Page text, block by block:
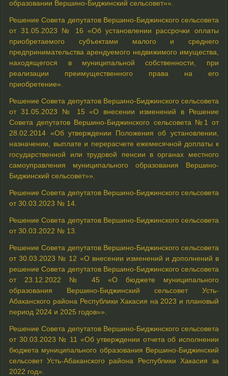
образовании Вершино-Биджинский сельсовет»».
Решение Совета депутатов Вершино-Биджинского сельсовета
от 31.05.2023 № 16 «Об установлении рассрочки оплаты
приобретаемого субъектами малого и среднего
предпринимательства арендуемого недвижимого имущества,
находящегося в муниципальной собственности, при
реализации преимущественного права на его
приобретение».
Решение Совета депутатов Вершино-Биджинского сельсовета
от 31.05.2023 № 15 «О внесении изменений в Решение
Совета депутатов Вершино-Биджинского сельсовета №1 от
28.02.2014 «Об утверждении Положения об установлении,
назначении, выплате и перерасчете ежемесячной доплаты к
государственной или трудовой пенсии в органах местного
самоуправления муниципального образования Вершино-
Биджинский сельсовет»».
Решение Совета депутатов Вершино-Биджинского сельсовета
от 30.03.2023 № 14.
Решение Совета депутатов Вершино-Биджинского сельсовета
от 30.03.2022 № 13.
Решение Совета депутатов Вершино-Биджинского сельсовета
от 30.03.2023 № 12 «О внесении изменений и дополнений в
решение Совета депутатов Вершино-Биджинского сельсовета
от 23.12.2022 № 45 «О бюджете муниципального
образования Вершино-Биджинский сельсовет Усть-
Абаканского района Республики Хакасия на 2023 и плановый
период 2024 и 2025 годов»».
Решение Совета депутатов Вершино-Биджинского сельсовета
от 30.03.2023 № 11 «Об утверждении отчета об исполнении
бюджета муниципального образования Вершино-Биджинский
сельсовет Усть-Абаканского района Республики Хакасия за
2022 год».